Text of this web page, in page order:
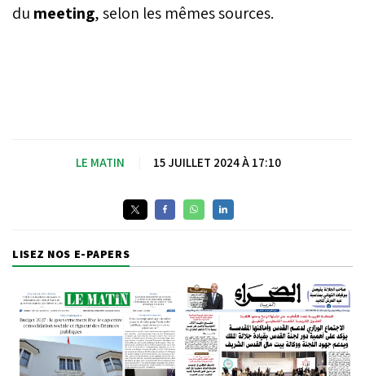
du meeting, selon les mêmes sources.
LE MATIN 15 JUILLET 2024 À 17:10
LISEZ NOS E-PAPERS